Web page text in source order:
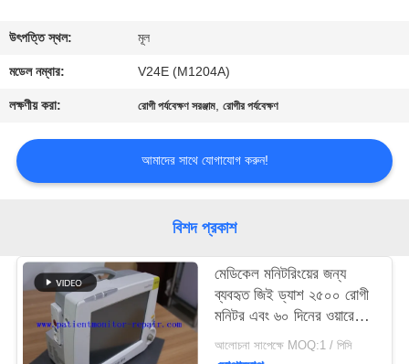
গুণমান
নিয়ন্ত্রণ
আমাদের
সাথে
একটি
উদ্ধৃতি
অনুরোধ
করুন
উৎপত্তি স্থল: মূল
মডেল নম্বার: V24E (M1204A)
লক্ষণীয় করা: রোগী পর্যবেক্ষণ সরঞ্জাম,রোগীর পর্যবেক্ষণ
আমাদের সাথে যোগাযোগ করুন!
বিশদ প্রকাশ
মেডিকেল মনিটরিংয়ের জন্য
ব্যবহৃত জিই ড্যাশ ২৫০০ রোগী
মনিটর এবং ৬০ দিনের ওয়ারেন্টি
সহ ড্যাশ ২৫০০ মডেল
আলোচনা সাপেক্ষে MOQ:1 / পিসি